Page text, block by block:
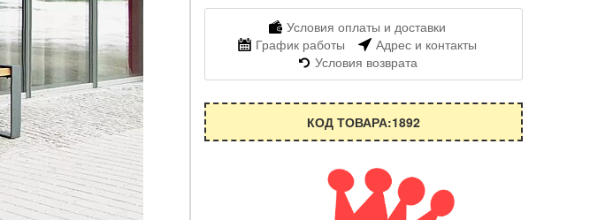
Условия оплаты и доставки
График работы
Адрес и контакты
Условия возврата
КОД ТОВАРА:1892